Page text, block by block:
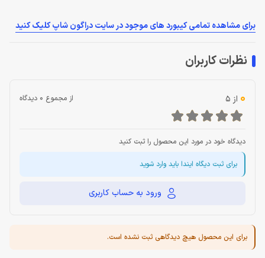
برای مشاهده تمامی کیبورد های موجود در سایت دراگون شاپ کلیک کنید
نظرات کاربران
0 از 5 از مجموع 0 دیدگاه
دیدگاه خود در مورد این محصول را ثبت کنید
برای ثبت دیگاه ایندا باید وارد شوید
ورود به حساب کاربری
برای این محصول هیچ دیدگاهی ثبت نشده است.